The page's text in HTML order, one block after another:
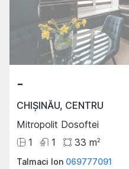
-
CHIȘINĂU, CENTRU
Mitropolit Dosoftei
1
1 33 m2
Talmaci Ion 069777091